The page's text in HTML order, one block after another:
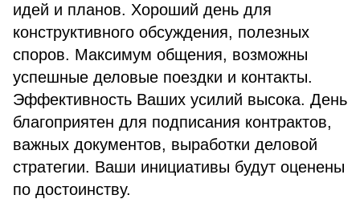
идей и планов. Хороший день для
конструктивного обсуждения, полезных
споров. Максимум общения, возможны
успешные деловые поездки и контакты.
Эффективность Ваших усилий высока. День
благоприятен для подписания контрактов,
важных документов, выработки деловой
стратегии. Ваши инициативы будут оценены
по достоинству.